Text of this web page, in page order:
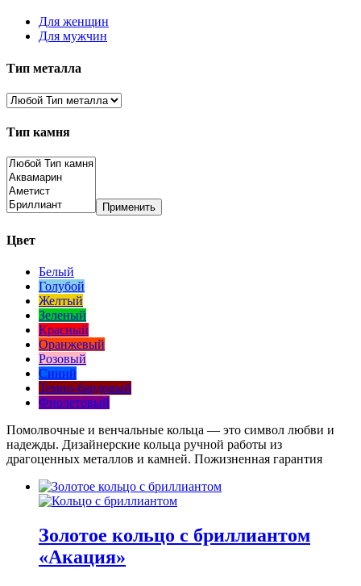
Для женщин
Для мужчин
Тип металла
Тип камня
Применить
Цвет
Белый
Голубой
Желтый
Зеленый
Красный
Оранжевый
Розовый
Синий
Темно-бардовый
Фиолетовый
Помолвочные и венчальные кольца — это символ любви и
надежды. Дизайнерские кольца ручной работы из
драгоценных металлов и камней. Пожизненная гарантия
Золотое кольцо с бриллиантом
«Акация»